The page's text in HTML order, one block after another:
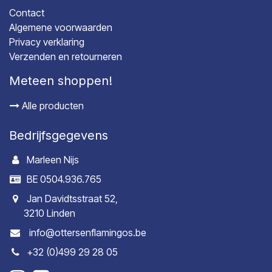
Contact
Algemene voorwaarden
Privacy verklaring
Verzenden en retourneren
Meteen shoppen!
Alle producten
Bedrijfsgegevens
Marleen Nijs
BE 0504.936.765
Jan Davidtsstraat 52,
3210 Linden
info@ottersenflamingos.be
+32 (0)499 29 28 05